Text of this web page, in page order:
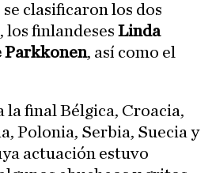
clasificaron los dos
los finlandeses Linda
Parkkonen, así como el
la final Bélgica, Croacia,
Polonia, Serbia, Suecia y
actuación estuvo